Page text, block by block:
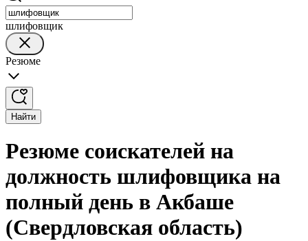
шлифовщик
Резюме
Найти
Резюме соискателей на
должность шлифовщика на
полный день в Акбаше
(Свердловская область)